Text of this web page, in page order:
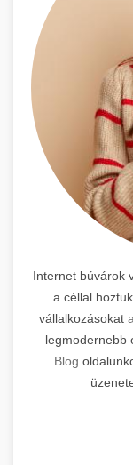
Internet búvárok
a céllal
vállalkozásokat
legmodernebb
Blog